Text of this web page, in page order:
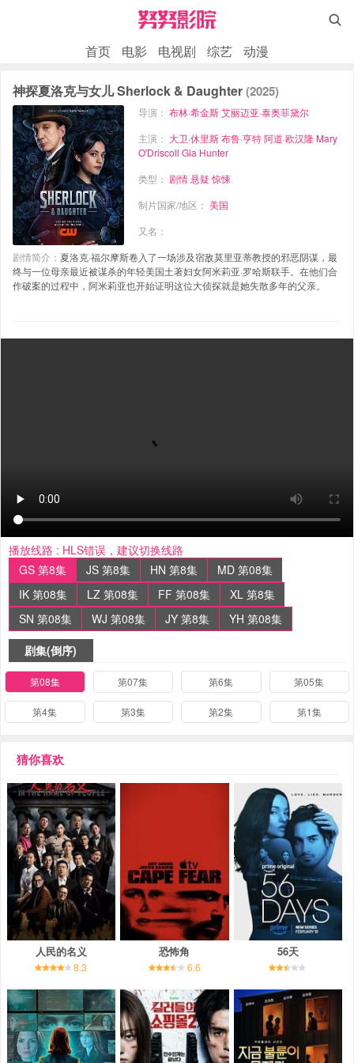

首页 电影 电视剧 综艺 动漫
神探夏洛克与女儿 Sherlock & Daughter(2025)
导演：布林·希金斯 艾丽迈亚·泰奥菲黛尔
主演： 大卫·休里斯 布鲁·亨特 阿道·欧汉隆 Mary
O'Driscoll Gia Hunter
类型： 剧情 悬疑 惊悚
制片国家/地区：美国
又名：
剧情简介： 夏洛克·福尔摩斯卷入了一场涉及宿敌莫里亚蒂教授的邪恶阴谋，最
终与一位母亲最近被谋杀的年轻美国土著妇女阿米莉亚·罗哈斯联手。在他们合
作破案的过程中，阿米莉亚也开始证明这位大侦探就是她失散多年的父亲。
播放线路 : HLS错误，建议切换线路
GS 第8集
JS 第8集 HN 第8集
MD 第08集
IK 第08集
LZ 第08集 FF 第08集
XL 第8集
SN 第08集
WJ 第08集 JY 第8集
YH 第08集
剧集(倒序)
第08集 第07集 第6集 第05集
第4集 第3集 第2集 第1集
猜你喜欢
人民的名义
8.3
恐怖角
6.6
56天